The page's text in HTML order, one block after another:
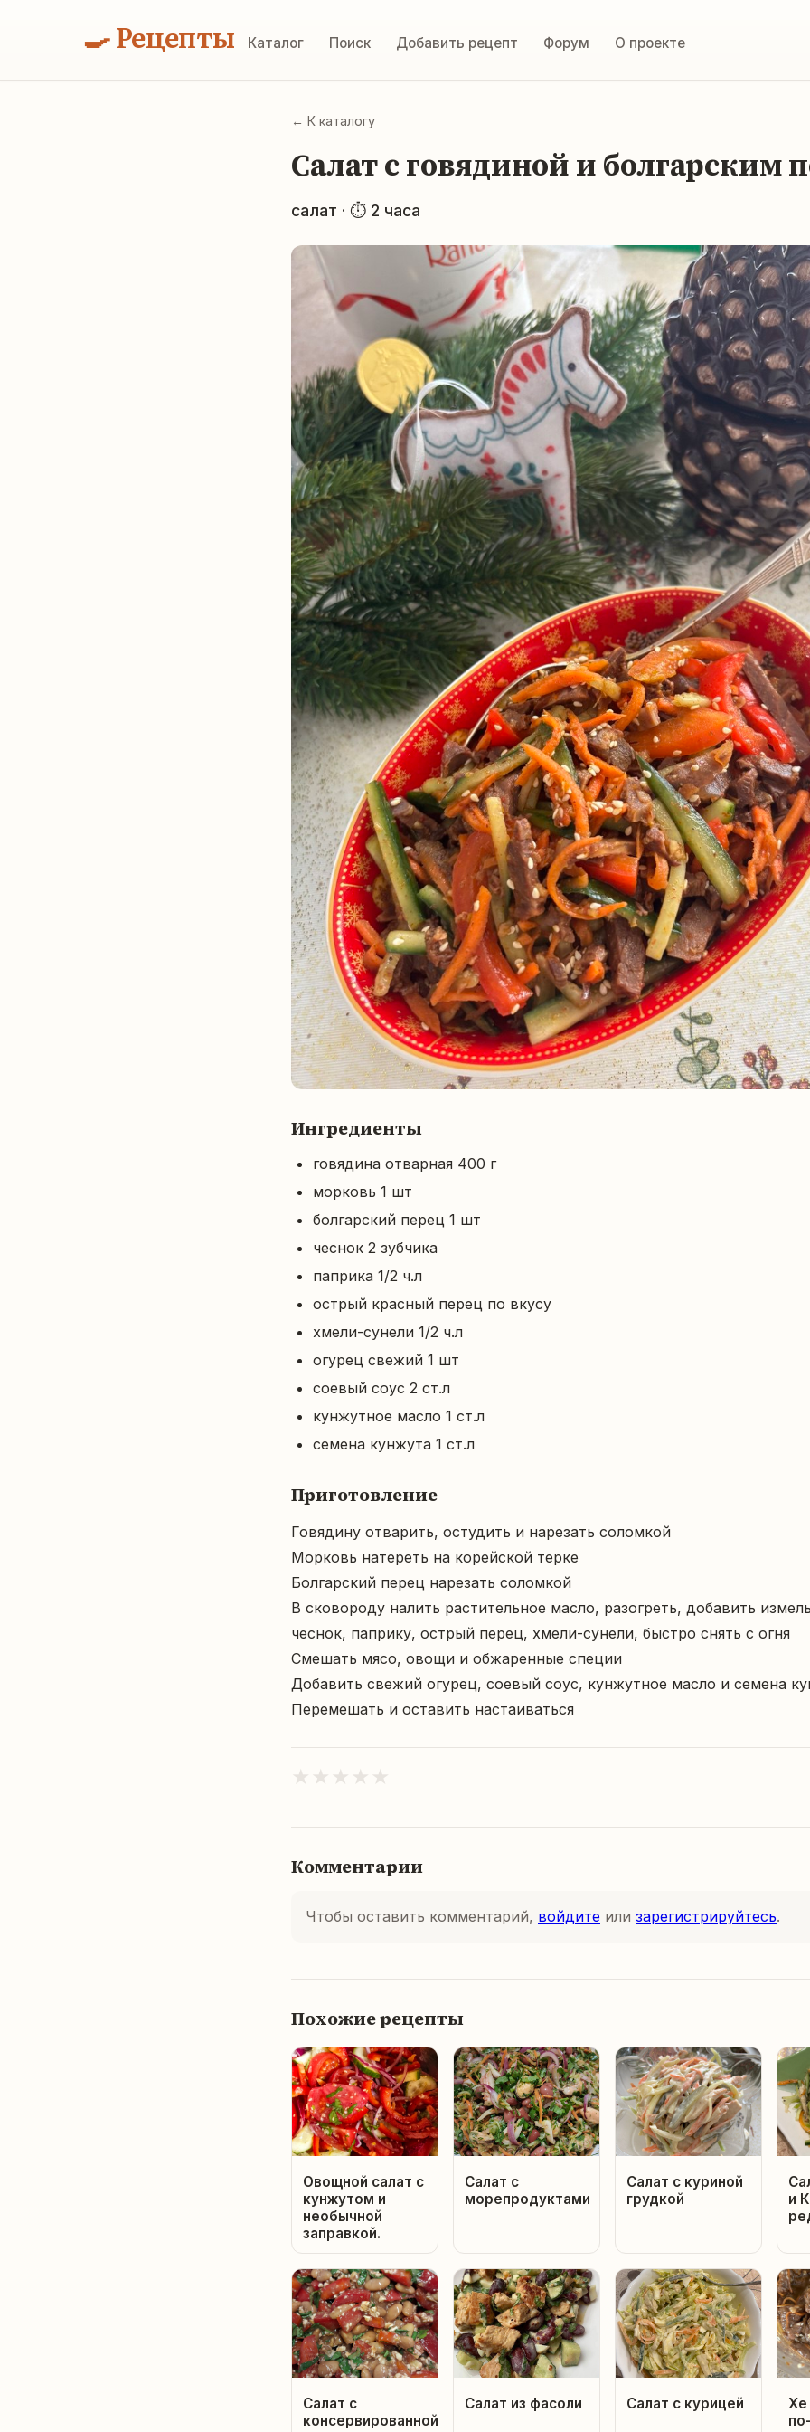
🍳 Рецепты Каталог Поиск Добавить рецепт Форум О проекте
← К каталогу
Салат с говядиной и болгарским
салат · ⏱ 2 часа
Ингредиенты
говядина отварная 400 г
морковь 1 шт
болгарский перец 1 шт
чеснок 2 зубчика
паприка 1/2 ч.л
острый красный перец по вкусу
хмели-сунели 1/2 ч.л
огурец свежий 1 шт
соевый соус 2 ст.л
кунжутное масло 1 ст.л
семена кунжута 1 ст.л
Приготовление
Говядину отварить, остудить и нарезать соломкой
Морковь натереть на корейской терке
Болгарский перец нарезать соломкой
В сковороду налить растительное масло, разогреть, добавить
чеснок, паприку, острый перец, хмели-сунели, быстро снять с огня
Смешать мясо, овощи и обжаренные специи
Добавить свежий огурец, соевый соус, кунжутное масло и семена
Перемешать и оставить настаиваться
★ ★ ★ ★ ★
Комментарии
Чтобы оставить комментарий, войдите или зарегистрируйтесь.
Похожие рецепты
Овощной салат с
кунжутом и
необычной
заправкой.
Салат с
морепродуктами
Салат с куриной
грудкой
и
Салат с
консервированной
Салат из фасоли Салат с курицей
Хе